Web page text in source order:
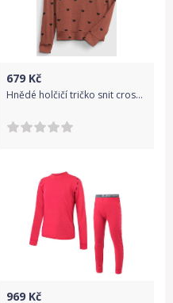
679 Kč
Hnědé holčičí tričko snit cross back top - 98-110
969 Kč